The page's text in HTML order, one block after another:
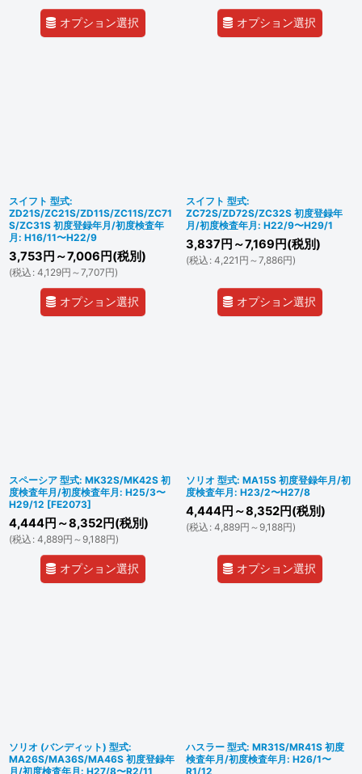
オプション選択 オプション選択
スイフト 型式:
ZD21S/ZC21S/ZD11S/ZC11S/ZC71
S/ZC31S 初度登録年月/初度検査年
月: H16/11〜H22/9
3,753 円 ～7,006 円(税別)
(税込 : 4,129円 ～7,707円)
オプション選択
スイフト 型式:
ZC72S/ZD72S/ZC32S 初度登録年
月/初度検査年月: H22/9〜H29/1
3,837 円 ～7,169 円(税別)
(税込 : 4,221 円 ～7,886円)
オプション選択
スペーシア 型式: MK32S/MK42S 初
度検査年月/初度検査年月: H25/3〜
H29/12 [FE2073]
4,444円 ～8,352円(税別)
(税込 : 4,889円 ～9,188円)
オプション選択
ソリオ 型式: MA15S 初度登録年月/初
度検査年月: H23/2〜H27/8
4,444円 ～8,352円(税別)
(税込 : 4,889円 ～9,188円)
オプション選択
ソリオ (バンディット) 型式:
MA26S/MA36S/MA46S 初度登録年
月/初度検査年月: H27/8〜R2/11
ハスラー 型式: MR31S/MR41S 初度
検査年月/初度検査年月: H26/1〜
R1/12